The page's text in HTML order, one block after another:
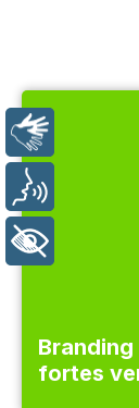
fortes